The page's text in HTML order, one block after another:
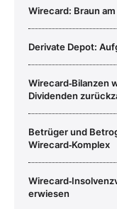
Wirecard: Braun
Derivate Depot:
Wirecard‑Bilanzen
Dividenden
Betrüger und
Wirecard‑Komplex
erwiesen